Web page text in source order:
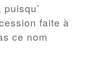
faite à
ce nom